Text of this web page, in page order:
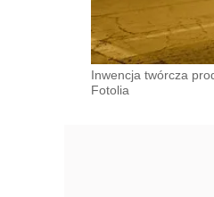
Inwencja twórcza
Fotolia